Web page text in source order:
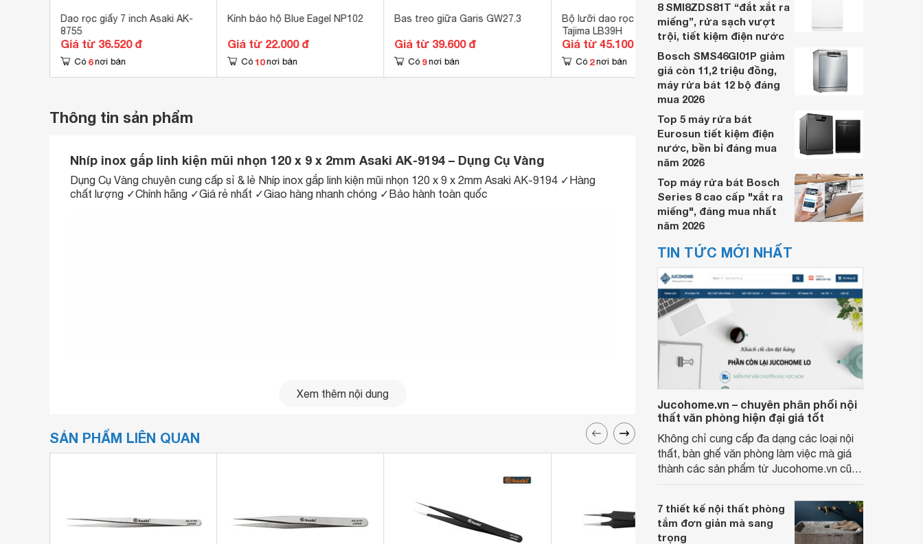
Dao rọc giấy 7 inch Asaki AK-
8755
Giá từ 36.520 đ
Có 6 nơi bán
Kính bảo hộ Blue Eagel NP102
Giá từ 22.000 đ
Có 10 nơi bán
Bas treo giữa Garis GW27.3
Giá từ 39.600 đ
Có 9 nơi bán
Bộ lưỡi dao rọc giấy gốc 30 độ
Tajima LB39H
Giá từ 45.100 đ
Có 2 nơi bán
Ke góc nam châm 12kg 3″
INGCO AMWH25031
Giá từ 35.200 đ
Có 10 nơi bán
Thông tin sản phẩm
Nhíp inox gắp linh kiện mũi nhọn 120 x 9 x 2mm Asaki AK-9194 – Dụng Cụ Vàng
Dụng Cụ Vàng chuyên cung cấp sỉ & lẻ Nhíp inox gắp linh kiện mũi nhọn 120 x 9 x 2mm Asaki AK-9194 ✓Hàng
chất lượng ✓Chính hãng ✓Giá rẻ nhất ✓Giao hàng nhanh chóng ✓Bảo hành toàn quốc
Xem thêm nội dung
SẢN PHẨM LIÊN QUAN
8 SMI8ZDS81T “đắt xắt ra
miếng”, rửa sạch vượt
trội, tiết kiệm điện nước
Bosch SMS46GI01P giảm
giá còn 11,2 triệu đồng,
máy rửa bát 12 bộ đáng
mua 2026
Top 5 máy rửa bát
Eurosun tiết kiệm điện
nước, bền bỉ đáng mua
năm 2026
Top máy rửa bát Bosch
Series 8 cao cấp "xắt ra
miếng", đáng mua nhất
năm 2026
TIN TỨC MỚI NHẤT
Jucohome.vn – chuyên phân phối nội
thất văn phòng hiện đại giá tốt
Không chỉ cung cấp đa dạng các loại nội
thất, bàn ghế văn phòng làm việc mà giá
thành các sản phẩm từ Jucohome.vn cũng
7 thiết kế nội thất phòng
tắm đơn giản mà sang
trọng